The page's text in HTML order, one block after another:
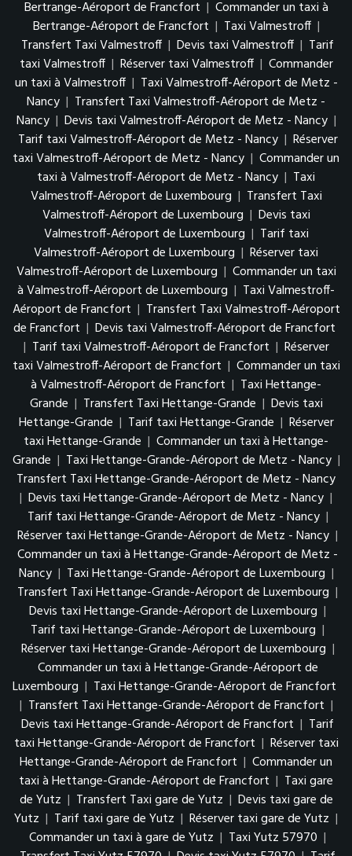
Bertrange-Aéroport de Francfort | Commander un taxi à
Bertrange-Aéroport de Francfort | Taxi Valmestroff |
Transfert Taxi Valmestroff | Devis taxi Valmestroff | Tarif
taxi Valmestroff | Réserver taxi Valmestroff | Commander
un taxi à Valmestroff | Taxi Valmestroff-Aéroport de Metz -
Nancy | Transfert Taxi Valmestroff-Aéroport de Metz -
Nancy | Devis taxi Valmestroff-Aéroport de Metz - Nancy |
Tarif taxi Valmestroff-Aéroport de Metz - Nancy | Réserver
taxi Valmestroff-Aéroport de Metz - Nancy | Commander un
taxi à Valmestroff-Aéroport de Metz - Nancy | Taxi
Valmestroff-Aéroport de Luxembourg | Transfert Taxi
Valmestroff-Aéroport de Luxembourg | Devis taxi
Valmestroff-Aéroport de Luxembourg | Tarif taxi
Valmestroff-Aéroport de Luxembourg | Réserver taxi
Valmestroff-Aéroport de Luxembourg | Commander un taxi
à Valmestroff-Aéroport de Luxembourg | Taxi Valmestroff-
Aéroport de Francfort | Transfert Taxi Valmestroff-Aéroport
de Francfort | Devis taxi Valmestroff-Aéroport de Francfort
| Tarif taxi Valmestroff-Aéroport de Francfort | Réserver
taxi Valmestroff-Aéroport de Francfort | Commander un taxi
à Valmestroff-Aéroport de Francfort | Taxi Hettange-
Grande | Transfert Taxi Hettange-Grande | Devis taxi
Hettange-Grande | Tarif taxi Hettange-Grande | Réserver
taxi Hettange-Grande | Commander un taxi à Hettange-
Grande | Taxi Hettange-Grande-Aéroport de Metz - Nancy |
Transfert Taxi Hettange-Grande-Aéroport de Metz - Nancy
| Devis taxi Hettange-Grande-Aéroport de Metz - Nancy |
Tarif taxi Hettange-Grande-Aéroport de Metz - Nancy |
Réserver taxi Hettange-Grande-Aéroport de Metz - Nancy |
Commander un taxi à Hettange-Grande-Aéroport de Metz -
Nancy | Taxi Hettange-Grande-Aéroport de Luxembourg |
Transfert Taxi Hettange-Grande-Aéroport de Luxembourg |
Devis taxi Hettange-Grande-Aéroport de Luxembourg |
Tarif taxi Hettange-Grande-Aéroport de Luxembourg |
Réserver taxi Hettange-Grande-Aéroport de Luxembourg |
Commander un taxi à Hettange-Grande-Aéroport de
Luxembourg | Taxi Hettange-Grande-Aéroport de Francfort
| Transfert Taxi Hettange-Grande-Aéroport de Francfort |
Devis taxi Hettange-Grande-Aéroport de Francfort | Tarif
taxi Hettange-Grande-Aéroport de Francfort | Réserver taxi
Hettange-Grande-Aéroport de Francfort | Commander un
taxi à Hettange-Grande-Aéroport de Francfort | Taxi gare
de Yutz | Transfert Taxi gare de Yutz | Devis taxi gare de
Yutz | Tarif taxi gare de Yutz | Réserver taxi gare de Yutz |
Commander un taxi à gare de Yutz | Taxi Yutz 57970 |